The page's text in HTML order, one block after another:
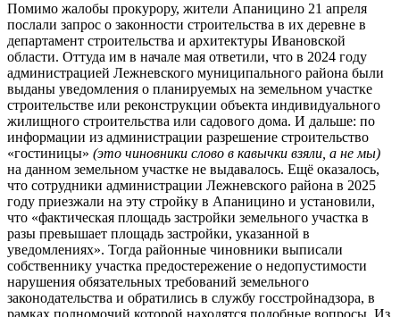
Помимо жалобы прокурору, жители Апаницино 21 апреля
послали запрос о законности строительства в их деревне в
департамент строительства и архитектуры Ивановской
области. Оттуда им в начале мая ответили, что в 2024 году
администрацией Лежневского муниципального района были
выданы уведомления о планируемых на земельном участке
строительстве или реконструкции объекта индивидуального
жилищного строительства или садового дома. И дальше: по
информации из администрации разрешение строительство
«гостиницы» (это чиновники слово в кавычки взяли, а не мы)
на данном земельном участке не выдавалось. Ещё оказалось,
что сотрудники администрации Лежневского района в 2025
году приезжали на эту стройку в Апаницино и установили,
что «фактическая площадь застройки земельного участка в
разы превышает площадь застройки, указанной в
уведомлениях». Тогда районные чиновники выписали
собственнику участка предостережение о недопустимости
нарушения обязательных требований земельного
законодательства и обратились в службу госстройнадзора, в